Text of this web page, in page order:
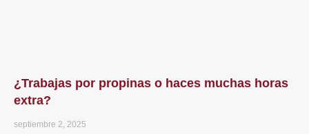
¿Trabajas por propinas o haces muchas horas
extra?
septiembre 2, 2025